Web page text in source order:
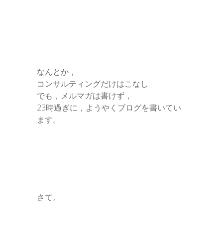
なんとか，
コンサルティングだけはこなし…
でも，メルマガは書けず，
23時過ぎに，ようやくブログを書いてい
ます。
さて。